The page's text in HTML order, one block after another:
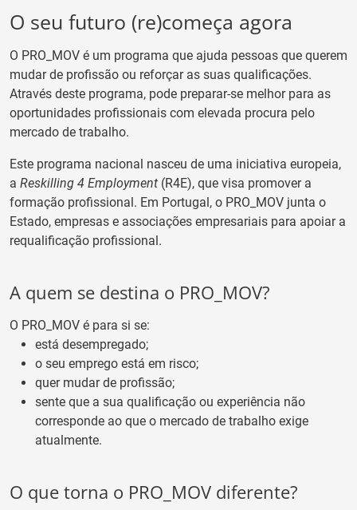
O seu futuro (re)começa agora
O PRO_MOV é um programa que ajuda pessoas que querem
mudar de profissão ou reforçar as suas qualificações.
Através deste programa, pode preparar-se melhor para as
oportunidades profissionais com elevada procura pelo
mercado de trabalho.
Este programa nacional nasceu de uma iniciativa europeia,
a Reskilling 4 Employment (R4E), que visa promover a
formação profissional. Em Portugal, o PRO_MOV junta o
Estado, empresas e associações empresariais para apoiar a
requalificação profissional.
A quem se destina o PRO_MOV?
O PRO_MOV é para si se:
está desempregado;
o seu emprego está em risco;
quer mudar de profissão;
sente que a sua qualificação ou experiência não
corresponde ao que o mercado de trabalho exige
atualmente.
O que torna o PRO_MOV diferente?